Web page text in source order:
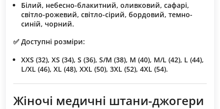
Білий, небесно-блакитний, оливковий, сафарі,
світло-рожевий, світло-сірий, бордовий, темно-
синій, чорний.
✅ Доступні розміри:
XXS (32), XS (34), S (36), S/M (38), M (40), M/L (42), L (44),
L/XL (46), XL (48), XXL (50), 3XL (52), 4XL (54).
Жіночі медичні штани-джогери